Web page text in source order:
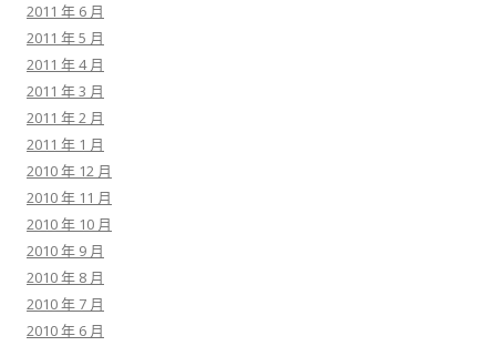
2011 年 6 月
2011 年 5 月
2011 年 4 月
2011 年 3 月
2011 年 2 月
2011 年 1 月
2010 年 12 月
2010 年 11 月
2010 年 10 月
2010 年 9 月
2010 年 8 月
2010 年 7 月
2010 年 6 月